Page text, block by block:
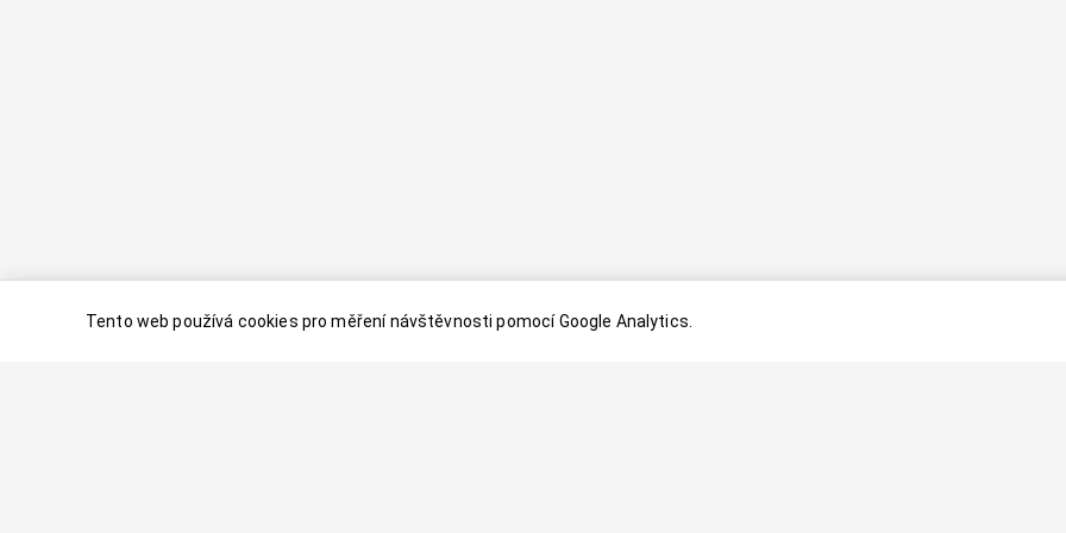
Tento web používá cookies pro měření návštěvnosti pomocí Google Analytics.